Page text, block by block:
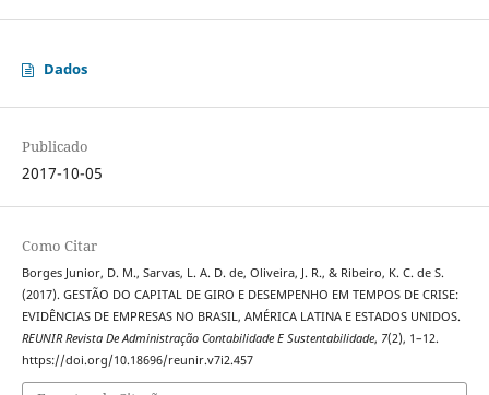
Dados
Publicado
2017-10-05
Como Citar
Borges Junior, D. M., Sarvas, L. A. D. de, Oliveira, J. R., & Ribeiro, K. C. de S.
(2017). GESTÃO DO CAPITAL DE GIRO E DESEMPENHO EM TEMPOS DE CRISE:
EVIDÊNCIAS DE EMPRESAS NO BRASIL, AMÉRICA LATINA E ESTADOS UNIDOS.
REUNIR Revista De Administração Contabilidade E Sustentabilidade, 7(2), 1–12.
https://doi.org/10.18696/reunir.v7i2.457